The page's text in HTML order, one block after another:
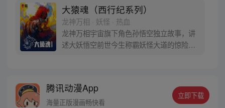
变得美好….随着阴谋慢慢揭露，暗魂四起,
为了让“永恒之火”重新归位，小狼妖白狼不
辞万难，找到唐三藏大法师，和他一起重新
寻回徒弟们，组成全新“西行小队”，再度踏
上西行之旅……
大猿魂（西行纪系列）
龙神万相 · 妖怪 · 热血
龙神万相宇宙旗下角色孙悟空独立故事，讲
述大妖悟空前世今生称霸妖怪大道的惊险历
人…六十年后，他再次破石而出，背负着守
护族人的希望和信念打败了妖怪大道的霸
腾讯动漫App
海量正版漫画畅快看
立即下载